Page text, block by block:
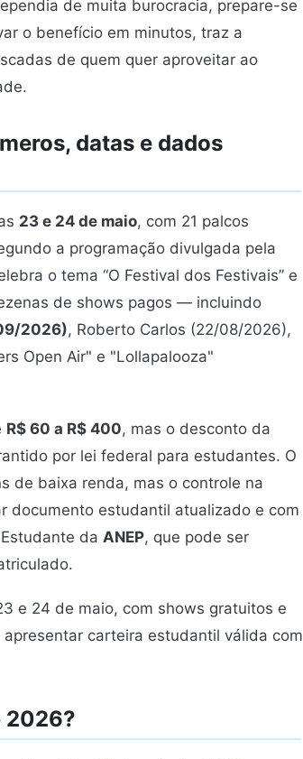
de muita burocracia, prepare-se
o benefício em minutos, traz a
de quem quer aproveitar ao
datas e dados
23 e 24 de maio, com 21 palcos
a programação divulgada pela
o tema “O Festival dos Festivais” e
de shows pagos — incluindo
2026), Roberto Carlos (22/08/2026),
Open Air" e "Lollapalooza"
R$ 60 a R$ 400, mas o desconto da
por lei federal para estudantes. O
de baixa renda, mas o controle na
documento estudantil atualizado e com
da ANEP, que pode ser
e 24 de maio, com shows gratuitos e
carteira estudantil válida com
2026?